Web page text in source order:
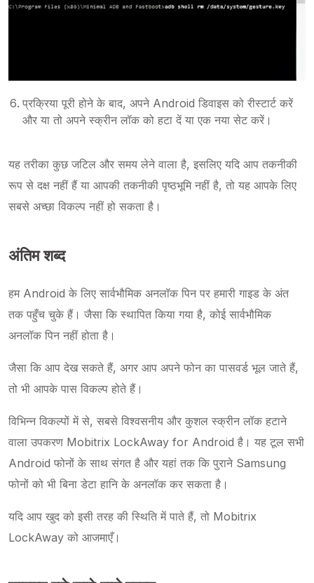
प्रक्रिया पूरी होने के बाद, अपने Android डिवाइस को रीस्टार्ट करें
और या तो अपने स्क्रीन लॉक को हटा दें या एक नया सेट करें।
यह तरीका कुछ जटिल और समय लेने वाला है, इसलिए यदि आप तकनीकी
रूप से दक्ष नहीं हैं या आपकी तकनीकी पृष्ठभूमि नहीं है, तो यह आपके लिए
सबसे अच्छा विकल्प नहीं हो सकता है।
अंतिम शब्द
हम Android के लिए सार्वभौमिक अनलॉक पिन पर हमारी गाइड के अंत
तक पहुँच चुके हैं। जैसा कि स्थापित किया गया है, कोई सार्वभौमिक
अनलॉक पिन नहीं होता है।
जैसा कि आप देख सकते हैं, अगर आप अपने फोन का पासवर्ड भूल जाते हैं,
तो भी आपके पास विकल्प होते हैं।
विभिन्न विकल्पों में से, सबसे विश्वसनीय और कुशल स्क्रीन लॉक हटाने
वाला उपकरण Mobitrix LockAway for Android है। यह टूल सभी
Android फोनों के साथ संगत है और यहां तक कि पुराने Samsung
फोनों को भी बिना डेटा हानि के अनलॉक कर सकता है।
यदि आप खुद को इसी तरह की स्थिति में पाते हैं, तो Mobitrix
LockAway को आजमाएँ।